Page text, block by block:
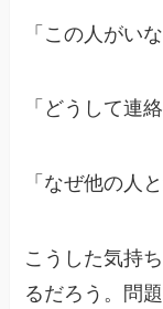
「この人がい
「どうして連
「なぜ他の人
こうした気持
るだろう。問